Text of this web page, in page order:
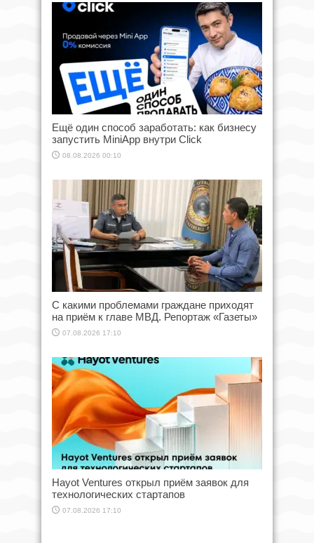
Ещё один способ заработать: как бизнесу
запустить MiniApp внутри Click
08.08.2026 00:10
С какими проблемами граждане приходят
на приём к главе МВД. Репортаж «Газеты»
07.08.2026 17:10
Hayot Ventures открыл приём заявок для
технологических стартапов
07.08.2026 17:10